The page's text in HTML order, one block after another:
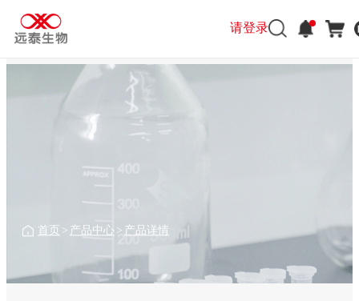
请登录
首页 > 产品中心 > 产品详情
请登录